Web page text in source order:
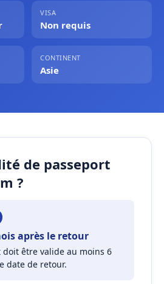
VISA
Non requis
CONTINENT
Asie
de passeport
?
après le retour
doit être valide au moins 6
date de retour.